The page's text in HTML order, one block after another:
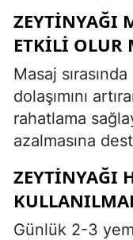
ZEYTINYAĞI
ETKILI OLUR
Masaj
dolaşımını
rahatlama
azalmasına
ZEYTINYAĞI
Günlük 2-3